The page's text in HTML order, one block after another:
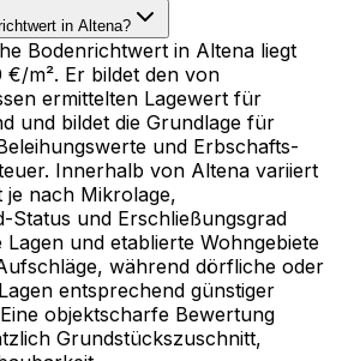
in Altena?
Bodenrichtwert in Altena liegt
€/m². Er bildet den von
ermittelten Lagewert für
und bildet die Grundlage für
und Erbschafts-
Innerhalb von Altena variiert
nach Mikrolage,
Status und Erschließungsgrad
und etablierte Wohngebiete
während dörfliche oder
entsprechend günstiger
objektscharfe Bewertung
Grundstückszuschnitt,